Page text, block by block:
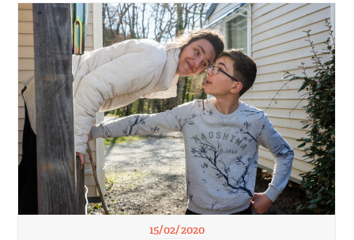
15/02/2020